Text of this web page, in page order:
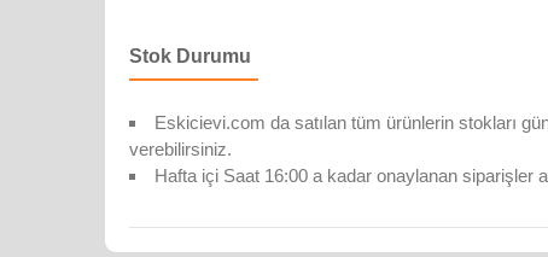
Stok Durumu
Eskicievi.com da satılan tüm ürünlerin stokları
verebilirsiniz.
Hafta içi Saat 16:00 a kadar onaylanan siparişler